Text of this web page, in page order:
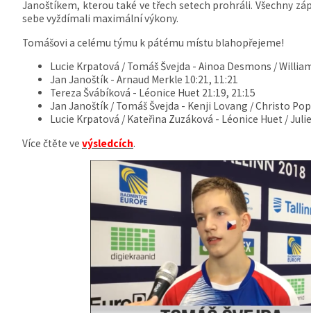
Janoštíkem, kterou také ve třech setech prohráli. Všechny
sebe vyždímali maximální výkony.
Tomášovi a celému týmu k pátému místu blahopřejeme!
Lucie Krpatová / Tomáš Švejda - Ainoa Desmons /
Jan Janoštík - Arnaud Merkle 10:21, 11:21
Tereza Švábíková - Léonice Huet 21:19, 21:15
Jan Janoštík / Tomáš Švejda - Kenji Lovang / Christo
Lucie Krpatová / Kateřina Zuzáková - Léonice Huet /
Více čtěte ve výsledcích.